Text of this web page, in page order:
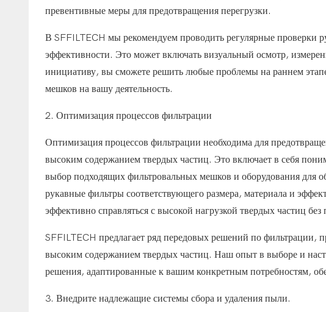
превентивные меры для предотвращения перегрузки.
В SFFILTECH мы рекомендуем проводить регулярные проверки
эффективности. Это может включать визуальный осмотр,
инициативу, вы сможете решить любые проблемы на раннем
мешков на вашу деятельность.
2. Оптимизация процессов фильтрации
Оптимизация процессов фильтрации необходима для
высоким содержанием твердых частиц. Это включает в себя
выбор подходящих фильтровальных мешков и оборудования для
рукавные фильтры соответствующего размера, материала и
эффективно справляться с высокой нагрузкой твердых частиц без
SFFILTECH предлагает ряд передовых решений по фильтрации,
высоким содержанием твердых частиц. Наш опыт в выборе и
решения, адаптированные к вашим конкретным потребностям,
3. Внедрите надлежащие системы сбора и удаления пыли.